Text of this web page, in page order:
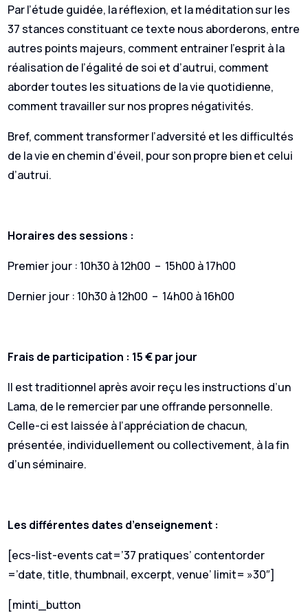
Par l’étude guidée, la réflexion, et la méditation sur les
37 stances constituant ce texte nous aborderons, entre
autres points majeurs, comment entrainer l’esprit à la
réalisation de l’égalité de soi et d’autrui, comment
aborder toutes les situations de la vie quotidienne,
comment travailler sur nos propres négativités.
Bref, comment transformer l’adversité et les difficultés
de la vie en chemin d’éveil, pour son propre bien et celui
d’autrui.
Horaires des sessions :
Premier jour : 10h30 à 12h00 – 15h00 à 17h00
Dernier jour : 10h30 à 12h00 – 14h00 à 16h00
Frais de participation : 15 € par jour
Il est traditionnel après avoir reçu les instructions d’un
Lama, de le remercier par une offrande personnelle.
Celle-ci est laissée à l’appréciation de chacun,
présentée, individuellement ou collectivement, à la fin
d’un séminaire.
Les différentes dates d’enseignement :
[ecs-list-events cat=’37 pratiques’ contentorder
=’date, title, thumbnail, excerpt, venue’ limit= »30″]
[minti_button